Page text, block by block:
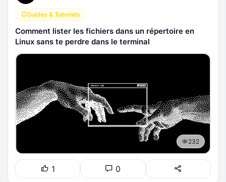
Guides & Tutoriels
Comment lister les fichiers dans un répertoire en
Linux sans te perdre dans le terminal
232
1 0